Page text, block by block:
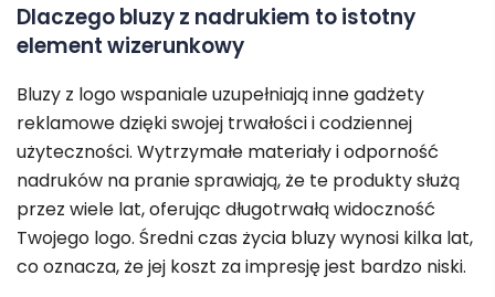
Dlaczego bluzy z nadrukiem to istotny
element wizerunkowy
Bluzy z logo wspaniale uzupełniają inne gadżety
reklamowe dzięki swojej trwałości i codziennej
użyteczności. Wytrzymałe materiały i odporność
nadruków na pranie sprawiają, że te produkty służą
przez wiele lat, oferując długotrwałą widoczność
Twojego logo. Średni czas życia bluzy wynosi kilka lat,
co oznacza, że jej koszt za impresję jest bardzo niski.